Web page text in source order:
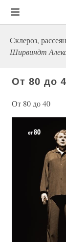
Склероз,
Ширвиндт
От 80 до
От 80 до 40